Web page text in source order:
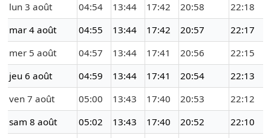
lun 3 août
04:54 13:44 17:42 20:58
22:18
mar 4 août
04:55 13:44 17:42 20:57
22:17
mer 5 août
04:57 13:44 17:41 20:56
22:15
jeu 6 août
04:59 13:44 17:41 20:54
22:13
ven 7 août
05:00 13:43 17:40 20:53
22:12
sam 8 août
05:02 13:43 17:40 20:52
22:10